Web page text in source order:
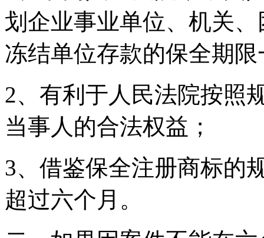
划企业事业单位、机关
冻结单位存款的保全期
2、有利于人民法院按照
当事人的合法权益；
3、借鉴保全注册商标的
超过六个月。